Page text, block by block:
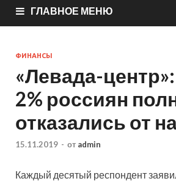
ГЛАВНОЕ МЕНЮ
ФИНАНСЫ
«Левада-
2% россиян
отказались от
15.11.2019 - от admin
Каждый десятый респондент